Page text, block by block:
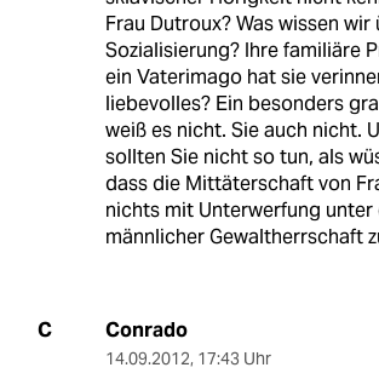
Frau Dutroux? Was wissen wir
Sozialisierung? Ihre familiäre
ein Vaterimago hat sie
liebevolles? Ein besonders
weiß es nicht. Sie auch nicht.
sollten Sie nicht so tun, als
dass die Mittäterschaft von
nichts mit Unterwerfung unter
männlicher Gewaltherrschaft
C Conrado
14.09.2012, 17:43 Uhr